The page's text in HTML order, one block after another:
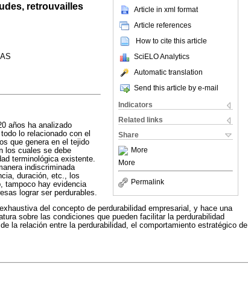
Article in xml format
Article references
How to cite this article
SciELO Analytics
Automatic translation
Send this article by e-mail
Indicators
Related links
Share
More
More
Permalink
retrouvailles
años ha analizado
lo relacionado con el
que genera en el tejido
los cuales se debe
terminológica existente.
indiscriminada
duración, etc., los
tampoco hay evidencia
lograr ser perdurables.
del concepto de perdurabilidad empresarial, y hace una
sobre las condiciones que pueden facilitar la perdurabilidad
la relación entre la perdurabilidad, el comportamiento estratégico de